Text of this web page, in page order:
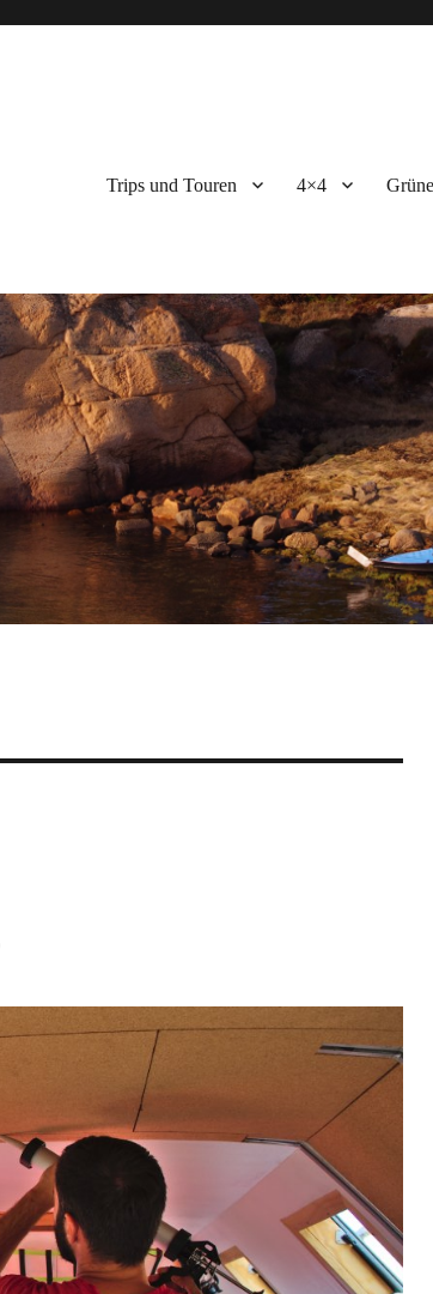
Trips und Touren 4×4